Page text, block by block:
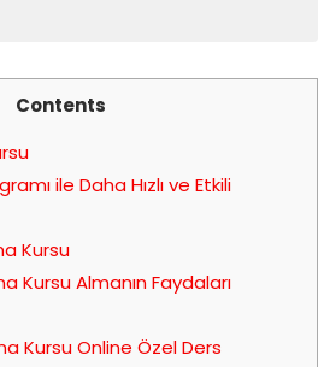
Contents
ile Daha Hızlı ve Etkili
Kursu
Kursu Almanın Faydaları
Kursu Online Özel Ders